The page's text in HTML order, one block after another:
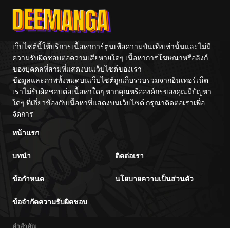
เว็บไซต์นี้ให้บริการเนื้อหาการ์ตูนเพื่อความบันเทิงเท่านั้นและไม่มี
ความรับผิดชอบต่อความเสียหายใดๆ เนื้อหาการโฆษณาหรือลิงก์
ของบุคคลที่สามที่แสดงบนเว็บไซต์ของเรา
ข้อมูลและภาพทั้งหมดบนเว็บไซต์ถูกเก็บรวบรวมจากอินเทอร์เน็ต
เราไม่รับผิดชอบต่อเนื้อหาใดๆ หากคุณหรือองค์กรของคุณมีปัญหา
ใดๆ ที่เกี่ยวข้องกับเนื้อหาที่แสดงบนเว็บไซต์ กรุณาติดต่อเราเพื่อ
จัดการ
หน้าแรก
บทนำ ติดต่อเรา
ข้อกำหนด นโยบายความเป็นส่วนตัว
ข้อจำกัดความรับผิดชอบ
คำสำคัญ